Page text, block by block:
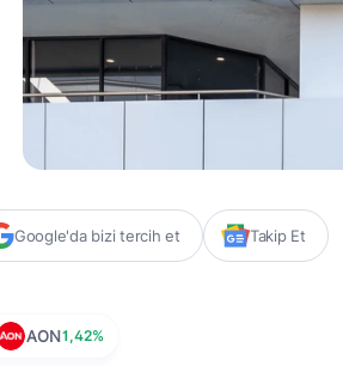
Google'da bizi tercih et Takip Et
AON1,42%